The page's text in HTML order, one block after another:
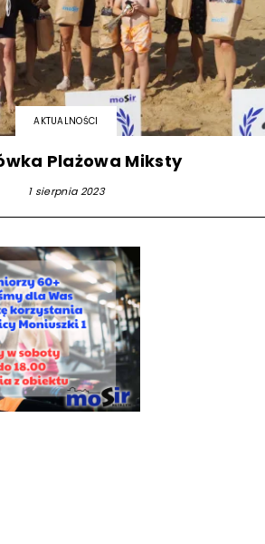
AKTUALNOŚCI
Plażowa Miksty
1 sierpnia 2023